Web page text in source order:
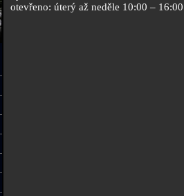
otevřeno: úterý až neděle 10:00 –